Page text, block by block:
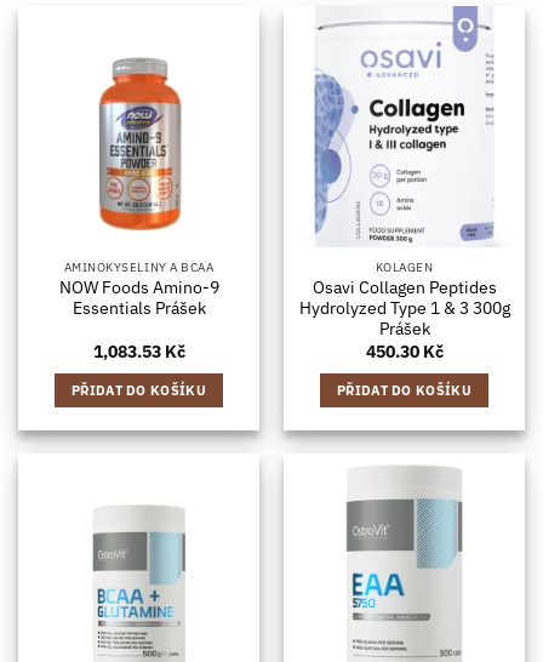
AMINOKYSELINY A BCAA
NOW Foods Amino-9
Essentials Prášek
1,083.53 Kč
PŘIDAT DO KOŠÍKU
KOLAGEN
Osavi Collagen Peptides
Hydrolyzed Type 1 & 3 300g
Prášek
450.30 Kč
PŘIDAT DO KOŠÍKU